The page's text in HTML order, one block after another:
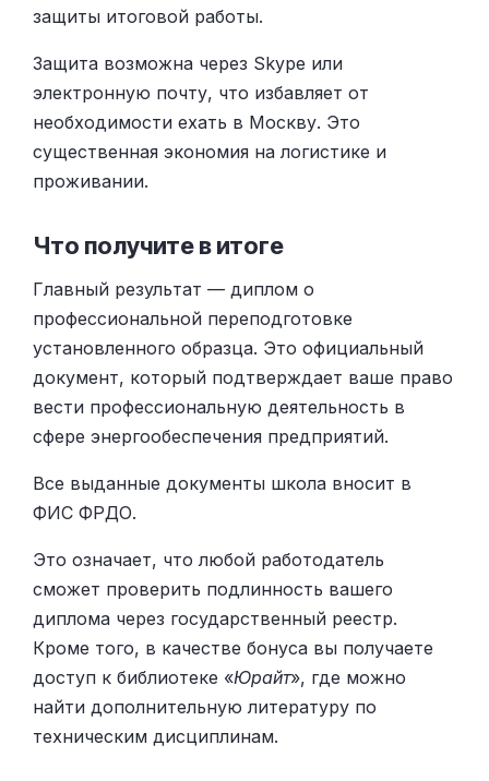
защиты итоговой работы.
Защита возможна через Skype или
электронную почту, что избавляет от
необходимости ехать в Москву. Это
существенная экономия на логистике и
проживании.
Что получите в итоге
Главный результат — диплом о
профессиональной переподготовке
установленного образца. Это официальный
документ, который подтверждает ваше право
вести профессиональную деятельность в
сфере энергообеспечения предприятий.
Все выданные документы школа вносит в
ФИС ФРДО.
Это означает, что любой работодатель
сможет проверить подлинность вашего
диплома через государственный реестр.
Кроме того, в качестве бонуса вы получаете
доступ к библиотеке «Юрайт», где можно
найти дополнительную литературу по
техническим дисциплинам.